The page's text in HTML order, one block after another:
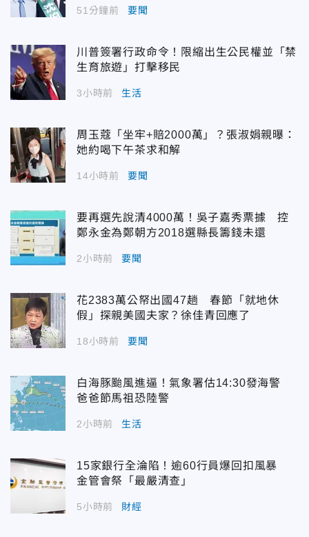
51分鐘前 要聞
川普簽署行政命令！限縮出生公民權並「禁
生育旅遊」打擊移民
3小時前 生活
周玉蔻「坐牢+賠2000萬」？張淑娟親曝：
她約喝下午茶求和解
14小時前 要聞
要再選先說清4000萬！吳子嘉秀票據 控
鄭永金為鄭朝方2018選縣長籌錢未還
2小時前 要聞
花2383萬公帑出國47趟 春節「就地休
假」探親美國夫家？徐佳青回應了
18小時前 要聞
白海豚颱風進逼！氣象署估14:30發海警
爸爸節馬祖恐陸警
2小時前 生活
15家銀行全淪陷！逾60行員爆回扣風暴
金管會祭「最嚴清查」
5小時前 財經